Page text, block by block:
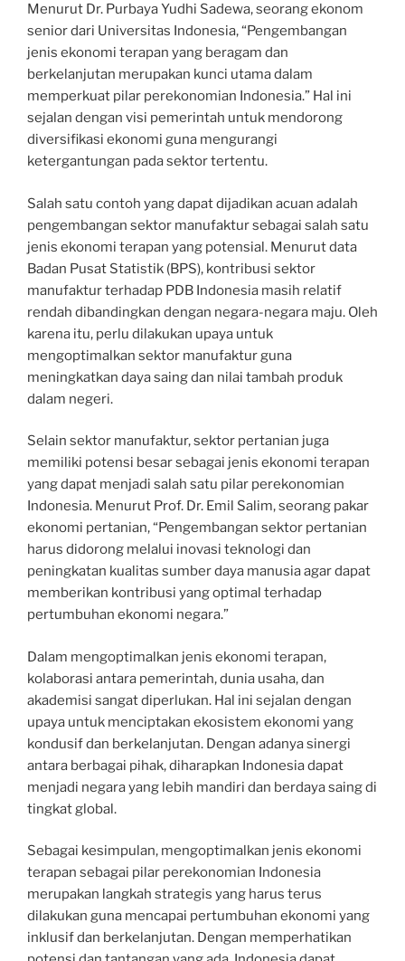
Menurut Dr. Purbaya Yudhi Sadewa, seorang ekonom
senior dari Universitas Indonesia, “Pengembangan
jenis ekonomi terapan yang beragam dan
berkelanjutan merupakan kunci utama dalam
memperkuat pilar perekonomian Indonesia.” Hal ini
sejalan dengan visi pemerintah untuk mendorong
diversifikasi ekonomi guna mengurangi
ketergantungan pada sektor tertentu.
Salah satu contoh yang dapat dijadikan acuan adalah
pengembangan sektor manufaktur sebagai salah satu
jenis ekonomi terapan yang potensial. Menurut data
Badan Pusat Statistik (BPS), kontribusi sektor
manufaktur terhadap PDB Indonesia masih relatif
rendah dibandingkan dengan negara-negara maju. Oleh
karena itu, perlu dilakukan upaya untuk
mengoptimalkan sektor manufaktur guna
meningkatkan daya saing dan nilai tambah produk
dalam negeri.
Selain sektor manufaktur, sektor pertanian juga
memiliki potensi besar sebagai jenis ekonomi terapan
yang dapat menjadi salah satu pilar perekonomian
Indonesia. Menurut Prof. Dr. Emil Salim, seorang pakar
ekonomi pertanian, “Pengembangan sektor pertanian
harus didorong melalui inovasi teknologi dan
peningkatan kualitas sumber daya manusia agar dapat
memberikan kontribusi yang optimal terhadap
pertumbuhan ekonomi negara.”
Dalam mengoptimalkan jenis ekonomi terapan,
kolaborasi antara pemerintah, dunia usaha, dan
akademisi sangat diperlukan. Hal ini sejalan dengan
upaya untuk menciptakan ekosistem ekonomi yang
kondusif dan berkelanjutan. Dengan adanya sinergi
antara berbagai pihak, diharapkan Indonesia dapat
menjadi negara yang lebih mandiri dan berdaya saing di
tingkat global.
Sebagai kesimpulan, mengoptimalkan jenis ekonomi
terapan sebagai pilar perekonomian Indonesia
merupakan langkah strategis yang harus terus
dilakukan guna mencapai pertumbuhan ekonomi yang
inklusif dan berkelanjutan. Dengan memperhatikan